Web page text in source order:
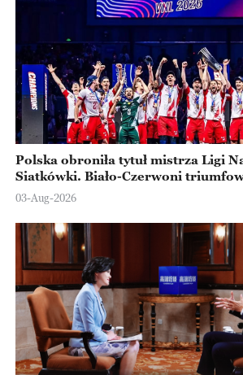
Polska obroniła tytuł mistrza Ligi
Siatkówki. Biało-Czerwoni
Ningbo
03-Aug-2026